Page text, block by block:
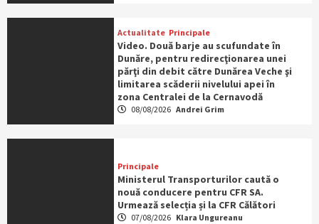
Actualitate Principale
Video. Două barje au scufundate în
Dunăre, pentru redirecţionarea unei
părţi din debit către Dunărea Veche şi
limitarea scăderii nivelului apei în
zona Centralei de la Cernavodă
08/08/2026 Andrei Grim
Principale
Ministerul Transporturilor caută o
nouă conducere pentru CFR SA.
Urmează selecția și la CFR Călători
07/08/2026 Klara Ungureanu